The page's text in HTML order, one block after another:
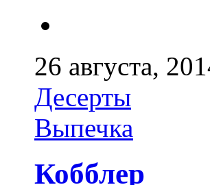
26 августа,
Десерты
Выпечка
Кобблер